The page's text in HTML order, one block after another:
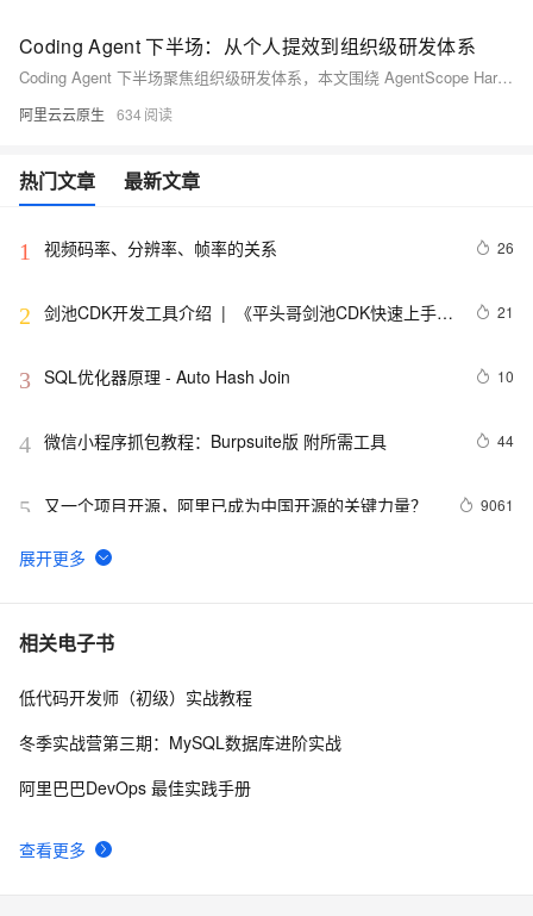
Coding Agent 下半场：从个人提效到组织级研发体系
Coding Agent 下半场聚焦组织级研发体系，本文围绕 AgentScope Harness 展开了沙箱隔离、会话恢复等通用架构，为企业提供工程化解决方案参考。
阿里云云原生 634
热门文章 最新文章
1 视频码率、分辨率、帧率的关系 26
2 剑池CDK开发工具介绍  |  《平头哥剑池CDK快速上手指
21
3 SQL优化器原理 - Auto Hash Join 10
4 微信小程序抓包教程：Burpsuite版 附所需工具 44
5 又一个项目开源，阿里已成为中国开源的关键力量？ 9061
6 tailwindcss使用教程
7 我的博客即将入驻“云栖社区”，诚邀技术同仁一同入
8 思科路由器的密码恢复
相关电子书
查看更多
低代码开发师（初级）实战教程
冬季实战营第三期：MySQL数据库进阶实战
阿里巴巴DevOps 最佳实践手册